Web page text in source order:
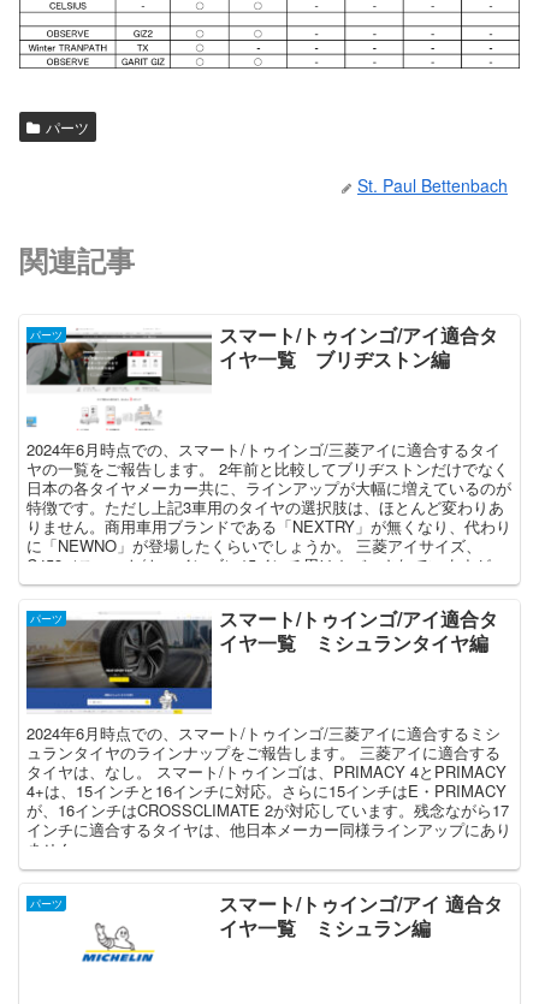
パーツ
St. Paul Bettenbach
関連記事
パーツ
スマート/トゥインゴ/アイ適合タ
イヤ一覧 ブリヂストン編
2024年6月時点での、スマート/トゥインゴ/三菱アイに適合するタイ
ヤの一覧をご報告します。 2年前と比較してブリヂストンだけでなく
日本の各タイヤメーカー共に、ラインアップが大幅に増えているのが
特徴です。ただし上記3車用のタイヤの選択肢は、ほとんど変わりあ
りません。商用車用ブランドである「NEXTRY」が無くなり、代わり
に「NEWNO」が登場したくらいでしょうか。 三菱アイサイズ、
C453（スマート/トゥインゴ）15インチ用はカバーされていますが、
初代スマート、2代目スマート用はなく、C453用も16インチ、17イン
パーツ
スマート/トゥインゴ/アイ適合タ
イヤ一覧 ミシュランタイヤ編
2024年6月時点での、スマート/トゥインゴ/三菱アイに適合するミシ
ュランタイヤのラインナップをご報告します。 三菱アイに適合する
タイヤは、なし。 スマート/トゥインゴは、PRIMACY 4とPRIMACY
4+は、15インチと16インチに対応。さらに15インチはE・PRIMACY
が、16インチはCROSSCLIMATE 2が対応しています。残念ながら17
インチに適合するタイヤは、他日本メーカー同様ラインアップにあり
ません。
パーツ
スマート/トゥインゴ/アイ 適合タ
イヤ一覧 ミシュラン編